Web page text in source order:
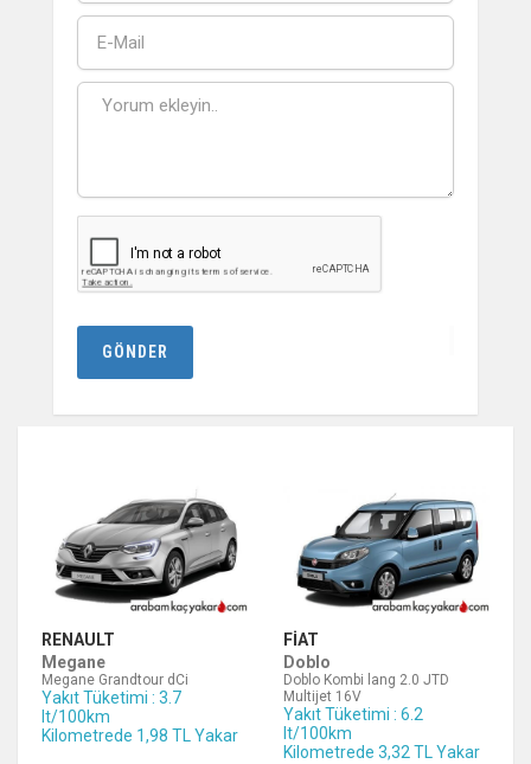
GÖNDER
RENAULT
Megane
Megane Grandtour dCi
Yakıt Tüketimi : 3.7
lt/100km
Kilometrede 1,98 TL Yakar
FIAT
Doblo
Doblo Kombi lang 2.0 JTD
Multijet 16V
Yakıt Tüketimi : 6.2
lt/100km
Kilometrede 3,32 TL Yakar